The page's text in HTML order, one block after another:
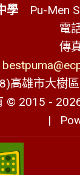
學 Pu-Men
電
傳
高雄市大樹
© 2015 -
|